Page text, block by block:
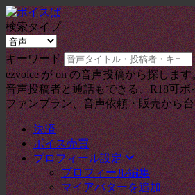
検索タイプ
キーワード
ezvoice が on の音声投稿から探します
音声投稿者と通話もできる、R18可
ファンプラン、音声依頼・販売から
決済
ボイス売買
プロフィール設定
プロフィール編集
マイアバターを追加